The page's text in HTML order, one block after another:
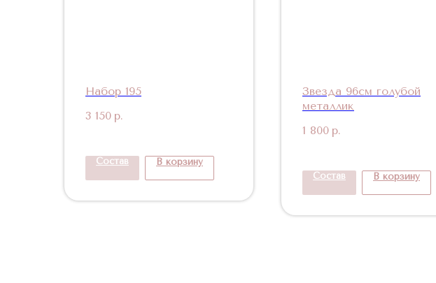
Набор 195
3 150 р.
Состав В корзину
Звезда 96см голубой
металлик
1 800 р.
Состав В корзину